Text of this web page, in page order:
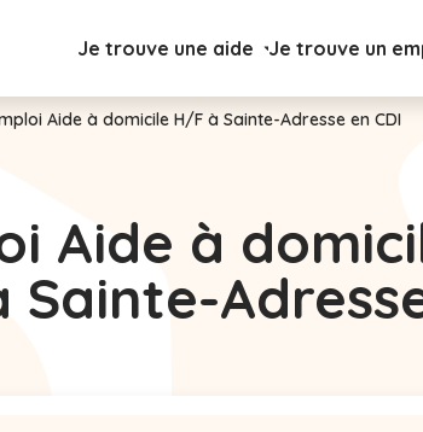
Je trouve une aide Je trouve un
Aide à domicile H/F à Sainte-Adresse en CDI
Aide à
Sainte-